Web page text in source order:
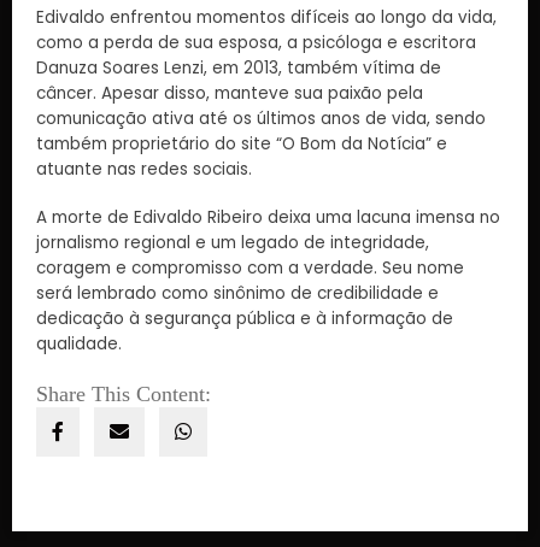
Edivaldo enfrentou momentos difíceis ao longo da vida,
como a perda de sua esposa, a psicóloga e escritora
Danuza Soares Lenzi, em 2013, também vítima de
câncer. Apesar disso, manteve sua paixão pela
comunicação ativa até os últimos anos de vida, sendo
também proprietário do site “O Bom da Notícia” e
atuante nas redes sociais.
A morte de Edivaldo Ribeiro deixa uma lacuna imensa no
jornalismo regional e um legado de integridade,
coragem e compromisso com a verdade. Seu nome
será lembrado como sinônimo de credibilidade e
dedicação à segurança pública e à informação de
qualidade.
Share This Content: